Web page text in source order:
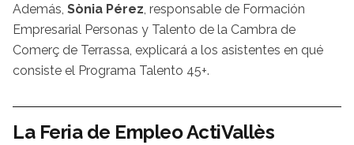
Además, Sònia Pérez, responsable de Formación
Empresarial Personas y Talento de la Cambra de
Comerç de Terrassa, explicará a los asistentes en qué
consiste el Programa Talento 45+.
La Feria de Empleo ActiVallès